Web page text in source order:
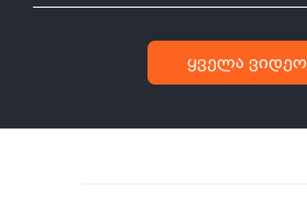
ყველა ვიდეო